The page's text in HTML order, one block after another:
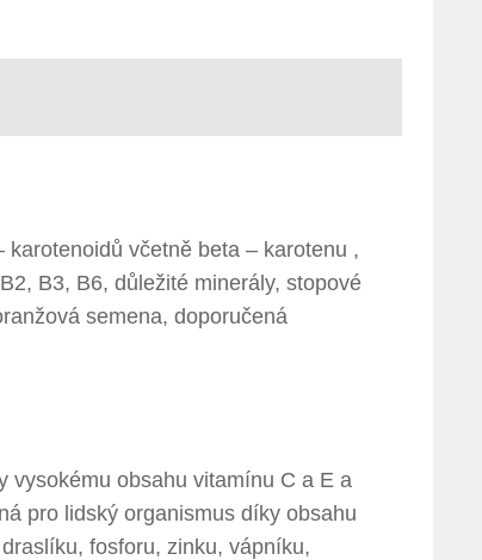
včetně beta – karotenu ,
B3, B6, důležité minerály, stopové
semena, doporučená
vysokému obsahu vitamínu C a E a
pro lidský organismus díky obsahu
fosforu, zinku, vápníku,